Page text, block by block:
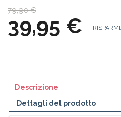
79,90 €
39,95 €
Descrizione
Dettagli del prodotto